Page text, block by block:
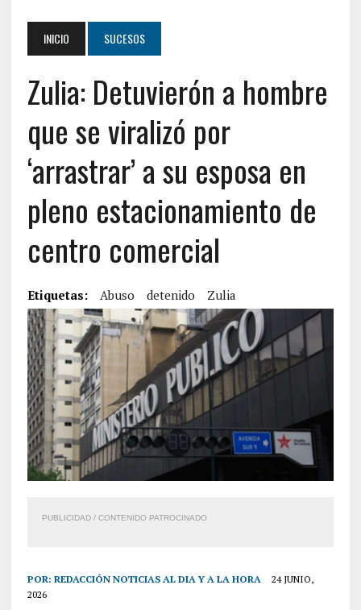
INICIO SUCESOS
Zulia: Detuvierón a hombre
que se viralizó por
‘arrastrar’ a su esposa en
pleno estacionamiento de
centro comercial
Etiquetas: Abuso detenido Zulia
PUBLICIDAD / CONTENIDO PATROCINADO
POR: REDACCIÓN NOTICIAS AL DIA Y A LA HORA
24 JUNIO,
2026